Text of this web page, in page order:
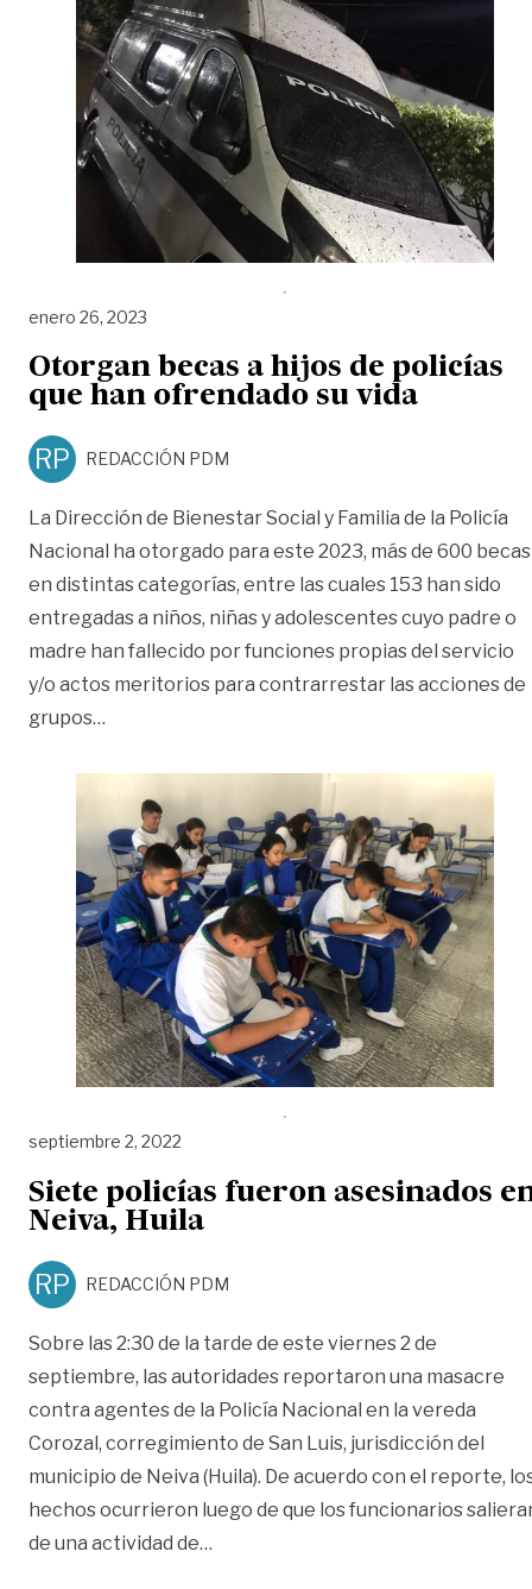
enero 26, 2023
Otorgan becas a hijos de policías
que han ofrendado su vida
RP REDACCIÓN PDM
La Dirección de Bienestar Social y Familia de la Policía
Nacional ha otorgado para este 2023, más de 600 becas
en distintas categorías, entre las cuales 153 han sido
entregadas a niños, niñas y adolescentes cuyo padre o
madre han fallecido por funciones propias del servicio
y/o actos meritorios para contrarrestar las acciones de
grupos…
septiembre 2, 2022
Siete policías fueron asesinados
Neiva, Huila
RP REDACCIÓN PDM
Sobre las 2:30 de la tarde de este viernes 2 de
septiembre, las autoridades reportaron una masacre
contra agentes de la Policía Nacional en la vereda
Corozal, corregimiento de San Luis, jurisdicción del
municipio de Neiva (Huila). De acuerdo con el reporte,
hechos ocurrieron luego de que los funcionarios
de una actividad de…